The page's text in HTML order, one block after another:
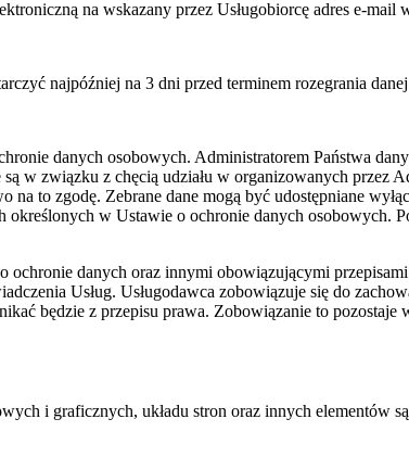
na wskazany przez Usługobiorcę adres e-
najpóźniej na 3 dni przed terminem rozegrania
danych osobowych. Administratorem Państwa
w związku z chęcią udziału w organizowanych
to zgodę. Zebrane dane mogą być udostępniane
w Ustawie o ochronie danych osobowych.
danych oraz innymi obowiązującymi
Usług. Usługodawca zobowiązuje się do
będzie z przepisu prawa. Zobowiązanie to pozostaje
i graficznych, układu stron oraz innych elementów